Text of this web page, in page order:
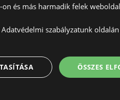
TÁVOLSÁG:
384,38 km
és más harmadik felek
szabályzatunk
ÖSSZES